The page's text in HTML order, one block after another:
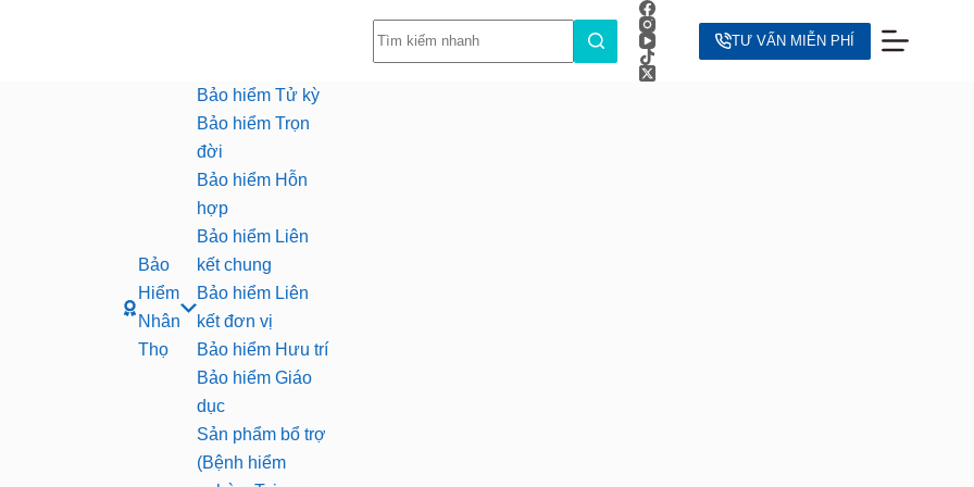
Không
có
TƯ VẤN MIỄN PHÍ
Bảo
Hiểm
Nhân
Thọ
Bảo hiểm Tử kỳ
Bảo hiểm Trọn
đời
Bảo hiểm Hỗn
hợp
Bảo hiểm Liên
kết chung
Bảo hiểm Liên
kết đơn vị
Bảo hiểm Hưu trí
Bảo hiểm Giáo
dục
Sản phẩm bổ trợ
(Bệnh hiểm